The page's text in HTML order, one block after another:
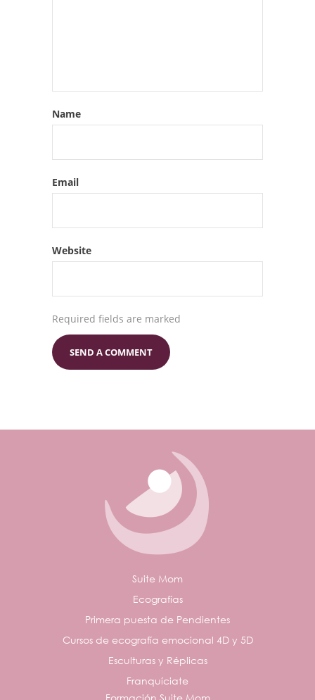
Name
Email
Website
Required fields are marked
Suite Mom
Ecografías
Primera puesta de Pendientes
Cursos de ecografía emocional 4D y 5D
Esculturas y Réplicas
Franquíciate